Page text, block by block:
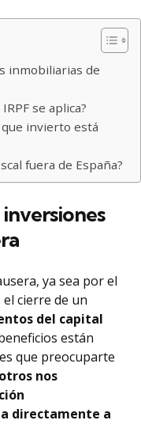
inmobiliarias de
se aplica?
invierto está
fuera de España?
ya sea por el
cierre de un
del capital
están
que preocuparte
nos
directamente a